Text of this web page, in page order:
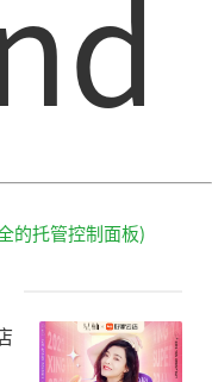
的托管控制面板)